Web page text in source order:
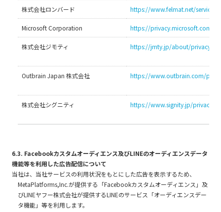
株式会社ロンバード https://www.felmat.net/service/
Microsoft Corporation https://privacy.microsoft.com/
株式会社ジモティ https://jmty.jp/about/privacy
Outbrain Japan 株式会社 https://www.outbrain.com/
株式会社シグニティ https://www.signity.jp/privacy-
6.3. Facebookカスタムオーディエンス及びLINEのオーディエンスデータ
機能等を利用した広告配信について
当社は、当社サービスの利用状況をもとにした広告を表示するため、
MetaPlatforms,Inc.が提供する「Facebookカスタムオーディエンス」及
びLINEヤフー株式会社が提供するLINEのサービス「オーディエンスデー
タ機能」等を利用します。